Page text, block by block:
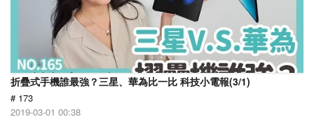
折疊式手機誰最強？三星、華為比一比 科技小電報(3/1)
# 173
2019-03-01 00:38